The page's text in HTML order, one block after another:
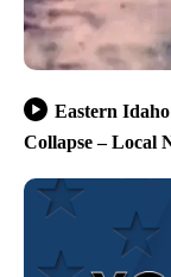
Eastern
Collapse – Local